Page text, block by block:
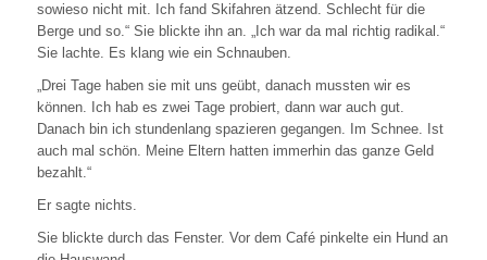
sowieso nicht mit. Ich fand Skifahren ätzend. Schlecht für die
Berge und so.“ Sie blickte ihn an. „Ich war da mal richtig radikal.“
Sie lachte. Es klang wie ein Schnauben.
„Drei Tage haben sie mit uns geübt, danach mussten wir es
können. Ich hab es zwei Tage probiert, dann war auch gut.
Danach bin ich stundenlang spazieren gegangen. Im Schnee. Ist
auch mal schön. Meine Eltern hatten immerhin das ganze Geld
bezahlt.“
Er sagte nichts.
Sie blickte durch das Fenster. Vor dem Café pinkelte ein Hund an